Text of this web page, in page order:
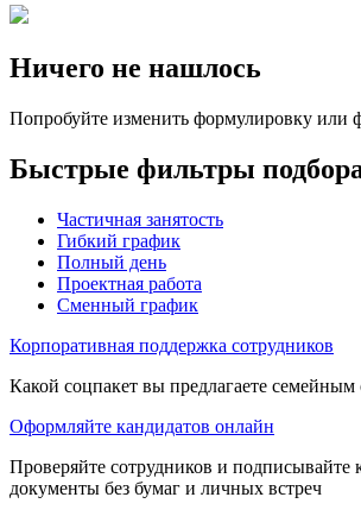
Ничего не нашлось
Попробуйте изменить формулировку или
Быстрые фильтры
Частичная занятость
Гибкий график
Полный день
Проектная работа
Сменный график
Корпоративная поддержка сотрудников
Какой соцпакет вы предлагаете семейным
Оформляйте кандидатов онлайн
Проверяйте сотрудников и подписывайте
документы без бумаг и личных встреч